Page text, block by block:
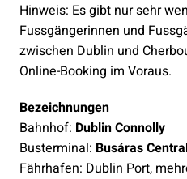
Hinweis: Es gibt nur sehr
Fussgängerinnen und
zwischen Dublin und
Online-Booking im Voraus.
Bezeichnungen
Bahnhof: Dublin Connolly
Busterminal: Busáras
Fährhafen: Dublin Port,